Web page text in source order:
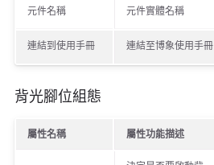
元件名稱 元件實體名稱
連結到使用手冊 連結至博象使用手冊
背光腳位組態
屬性名稱 屬性功能描述